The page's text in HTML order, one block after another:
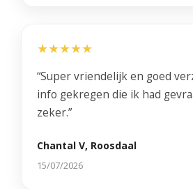
★★★★★
“Super vriendelijk en goed
info gekregen die ik had
zeker.”
Chantal V, Roosdaal
15/07/2026